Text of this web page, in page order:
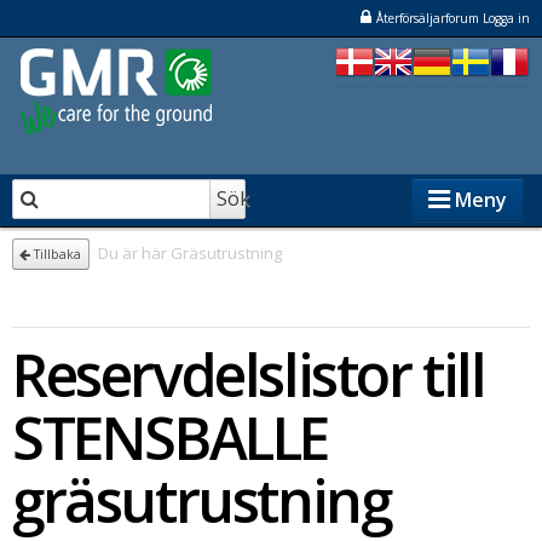
Återförsäljarforum Logga in
Sök Meny
STAMA
NESBO
Återförsäljare
Tillbaka Du är här Gräsutrustning
Reservdelslistor till
STENSBALLE
gräsutrustning